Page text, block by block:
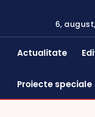
6,
Actualitate
Proiecte speciale